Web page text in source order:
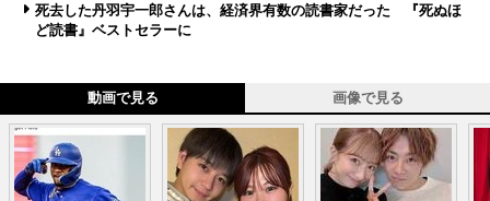
死去した丹羽宇一郎さんは、経済界有数の読書家だった 『死ぬほ
ど読書』ベストセラーに
動画で見る 画像で見る